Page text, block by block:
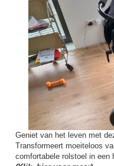
Geniet van het leven met
Transformeert moeiteloos
comfortabele rolstoel in een